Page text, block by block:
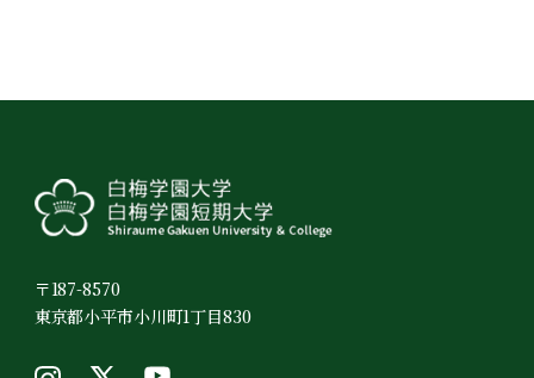
〒187-8570
東京都小平市小川町1丁目830